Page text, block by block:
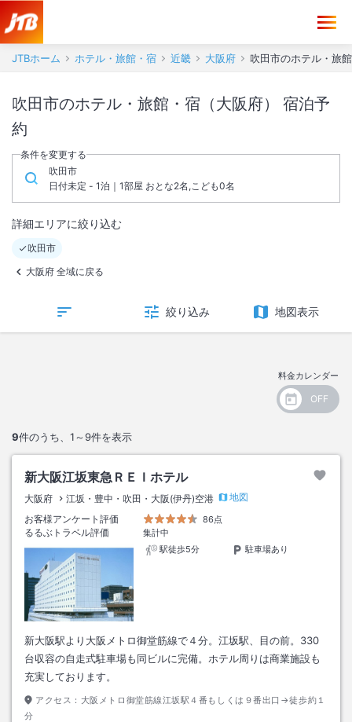
JTBホーム ホテル・旅館・宿 近畿 大阪府 吹田市のホテル・旅
吹田市のホテル・旅館・宿（大阪府） 宿泊予
約
条件を変更する
吹田市
日付未定 - 1泊｜1部屋 おとな2名,こども0名
詳細エリアに絞り込む
吹田市
大阪府 全域に戻る
絞り込み 地図表示
料金カレンダー
9件のうち、 1～9件を表示
新大阪江坂東急ＲＥＩホテル
大阪府 江坂・豊中・吹田・大阪(伊丹)空港
地図
お客様アンケート評価
86点
るるぶトラベル評価
集計中
駅徒歩5分
駐車場あり
新大阪駅より大阪メトロ御堂筋線で４分。江坂駅、目の前。330
台収容の自走式駐車場も同ビルに完備。ホテル周りは商業施設も
充実しております。
アクセス： 大阪メトロ御堂筋線江坂駅４番もしくは９番出口→徒歩約１
分